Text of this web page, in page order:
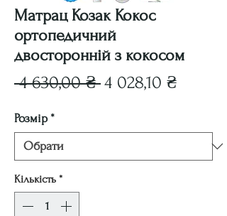
Матрац Козак Кокос
ортопедичний
двосторонній з кокосом
4 630,00 ₴ Звичайна
4 028,10 ₴За
Розмір *
Кількість *